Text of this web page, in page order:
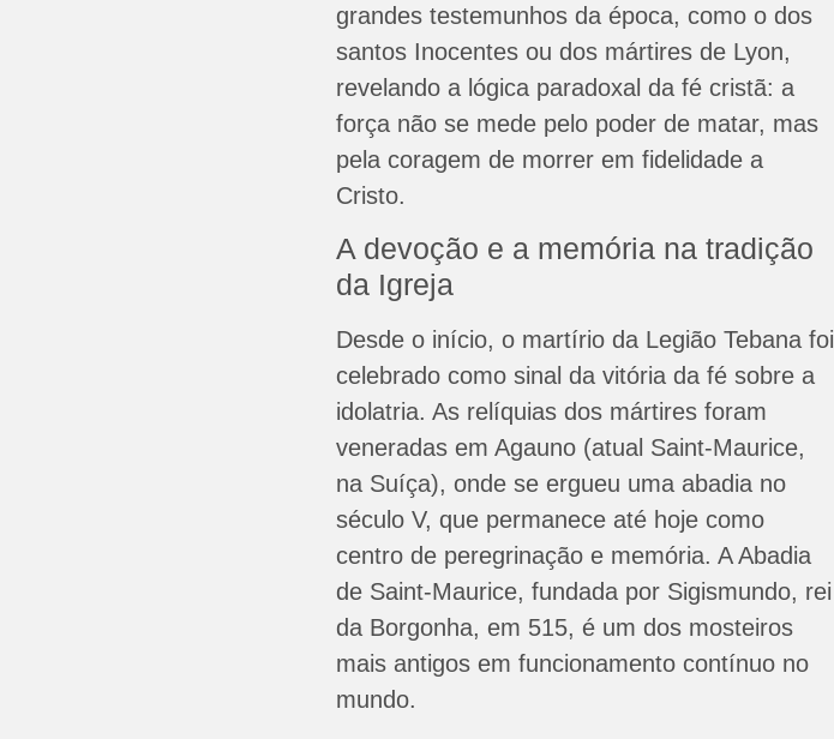
grandes testemunhos da época, como o dos
santos Inocentes ou dos mártires de Lyon,
revelando a lógica paradoxal da fé cristã: a
força não se mede pelo poder de matar, mas
pela coragem de morrer em fidelidade a
Cristo.
A devoção e a memória na tradição
da Igreja
Desde o início, o martírio da Legião Tebana foi
celebrado como sinal da vitória da fé sobre a
idolatria. As relíquias dos mártires foram
veneradas em Agauno (atual Saint-Maurice,
na Suíça), onde se ergueu uma abadia no
século V, que permanece até hoje como
centro de peregrinação e memória. A Abadia
de Saint-Maurice, fundada por Sigismundo, rei
da Borgonha, em 515, é um dos mosteiros
mais antigos em funcionamento contínuo no
mundo.